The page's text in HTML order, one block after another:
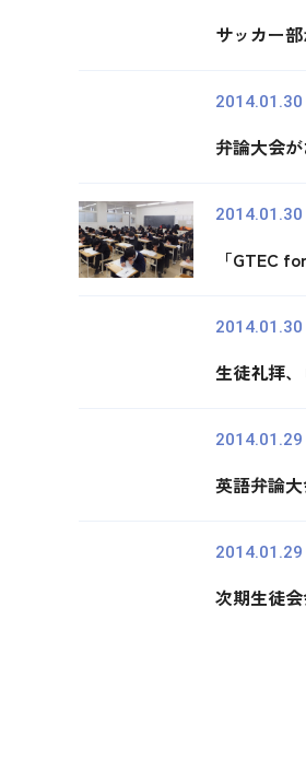
サッカー
2014.01.30
弁論大会が
2014.01.30
「GTEC
2014.01.30
生徒礼拝
2014.01.29
英語弁論大
2014.01.29
次期生徒